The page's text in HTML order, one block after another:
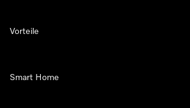
Vorteile
Smart Home